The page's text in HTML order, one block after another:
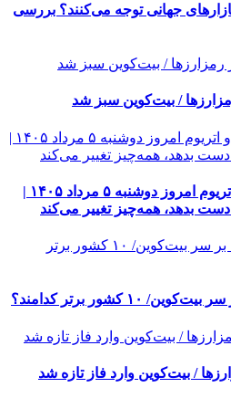
جهانی توجه می‌کنند؟ بررسی
رمزارزها / بیت‌کوین سبز شد
قیمت تتر، بیت‌کوین و اتریوم امروز دوشنبه ۵ مرداد ۱۴۰۵ |
بدهد، همه‌چیز تغییر می‌کند
کشور برتر کدامند؟
/ بیت‌کوین وارد فاز تازه شد